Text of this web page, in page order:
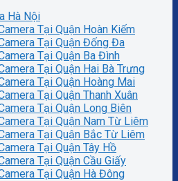
Hà Nội
Tại Quận Hoàn Kiếm
Tại Quận Đống Đa
Tại Quận Ba Đình
Tại Quận Hai Bà Trưng
Tại Quận Hoàng Mai
Tại Quận Thanh Xuân
Tại Quận Long Biên
Tại Quận Nam Từ Liêm
Tại Quận Bắc Từ Liêm
Tại Quận Tây Hồ
Tại Quận Cầu Giấy
Tại Quận Hà Đông